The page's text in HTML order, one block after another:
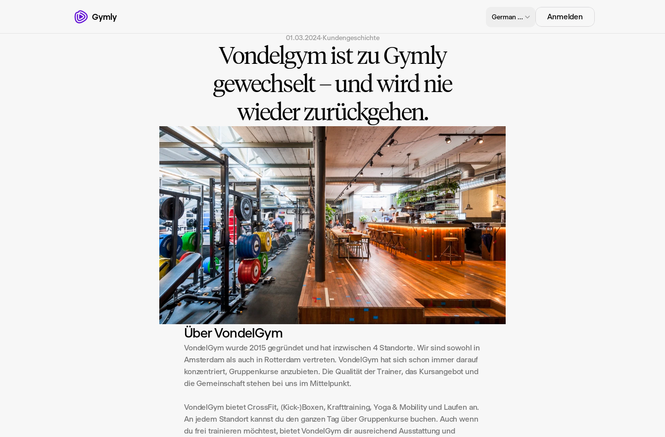
Gymly German (Germany) Anmelden
01.03.2024·Kundengeschichte
Vondelgym ist zu Gymly
gewechselt – und wird nie
wieder zurückgehen.
Über VondelGym
VondelGym wurde 2015 gegründet und hat inzwischen 4 Standorte. Wir sind sowohl in
Amsterdam als auch in Rotterdam vertreten. VondelGym hat sich schon immer darauf
konzentriert, Gruppenkurse anzubieten. Die Qualität der Trainer, das Kursangebot und
die Gemeinschaft stehen bei uns im Mittelpunkt.
VondelGym bietet CrossFit, (Kick-)Boxen, Krafttraining, Yoga & Mobility und Laufen an.
An jedem Standort kannst du den ganzen Tag über Gruppenkurse buchen. Auch wenn
du frei trainieren möchtest, bietet VondelGym dir ausreichend Ausstattung und